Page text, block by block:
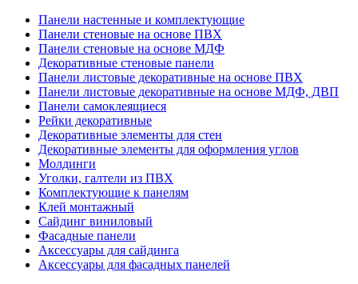
Панели настенные и комплектующие
Панели стеновые на основе ПВХ
Панели стеновые на основе МДФ
Декоративные стеновые панели
Панели листовые декоративные на основе ПВХ
Панели листовые декоративные на основе МДФ, ДВП
Панели самоклеящиеся
Рейки декоративные
Декоративные элементы для стен
Декоративные элементы для оформления углов
Молдинги
Уголки, галтели из ПВХ
Комплектующие к панелям
Клей монтажный
Сайдинг виниловый
Фасадные панели
Аксессуары для сайдинга
Аксессуары для фасадных панелей